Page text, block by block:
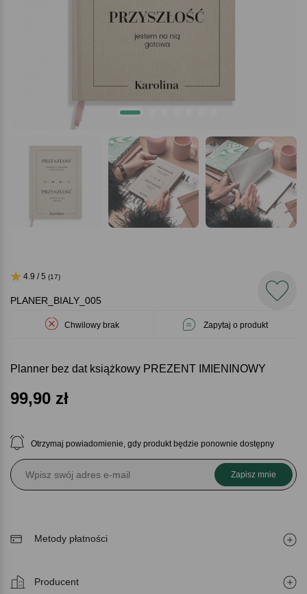
PLANER_BIALY_005
Chwilowy brak Zapytaj o produkt
4.9 / 5 (17)
Planner bez dat książkowy PREZENT IMIENINOWY
99,90 zł
Otrzymaj powiadomienie, gdy produkt będzie ponownie dostępny
Zapisz mnie
Metody płatności
Producent